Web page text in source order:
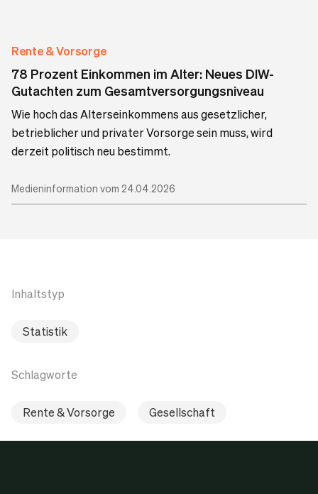
Rente & Vorsorge
78 Prozent Einkommen im Alter: Neues DIW-
Gutachten zum Gesamtversorgungsniveau
Wie hoch das Alterseinkommens aus gesetzlicher,
betrieblicher und privater Vorsorge sein muss, wird
derzeit politisch neu bestimmt.
Medieninformation vom 24.04.2026
Inhaltstyp
Statistik
Schlagworte
Rente & Vorsorge Gesellschaft